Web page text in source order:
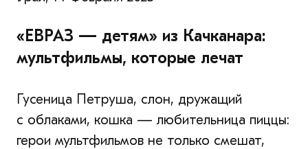
«ЕВРАЗ — детям» из Качканара:
мультфильмы, которые лечат
Гусеница Петруша, слон, дружащий
с облаками, кошка — любительница пиццы:
герои мультфильмов не только смешат,